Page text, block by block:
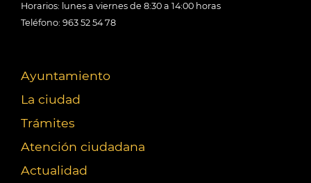
Horarios: lunes a viernes de 8:30 a 14:00 horas
Teléfono: 963 52 54 78
Ayuntamiento
La ciudad
Trámites
Atención ciudadana
Actualidad